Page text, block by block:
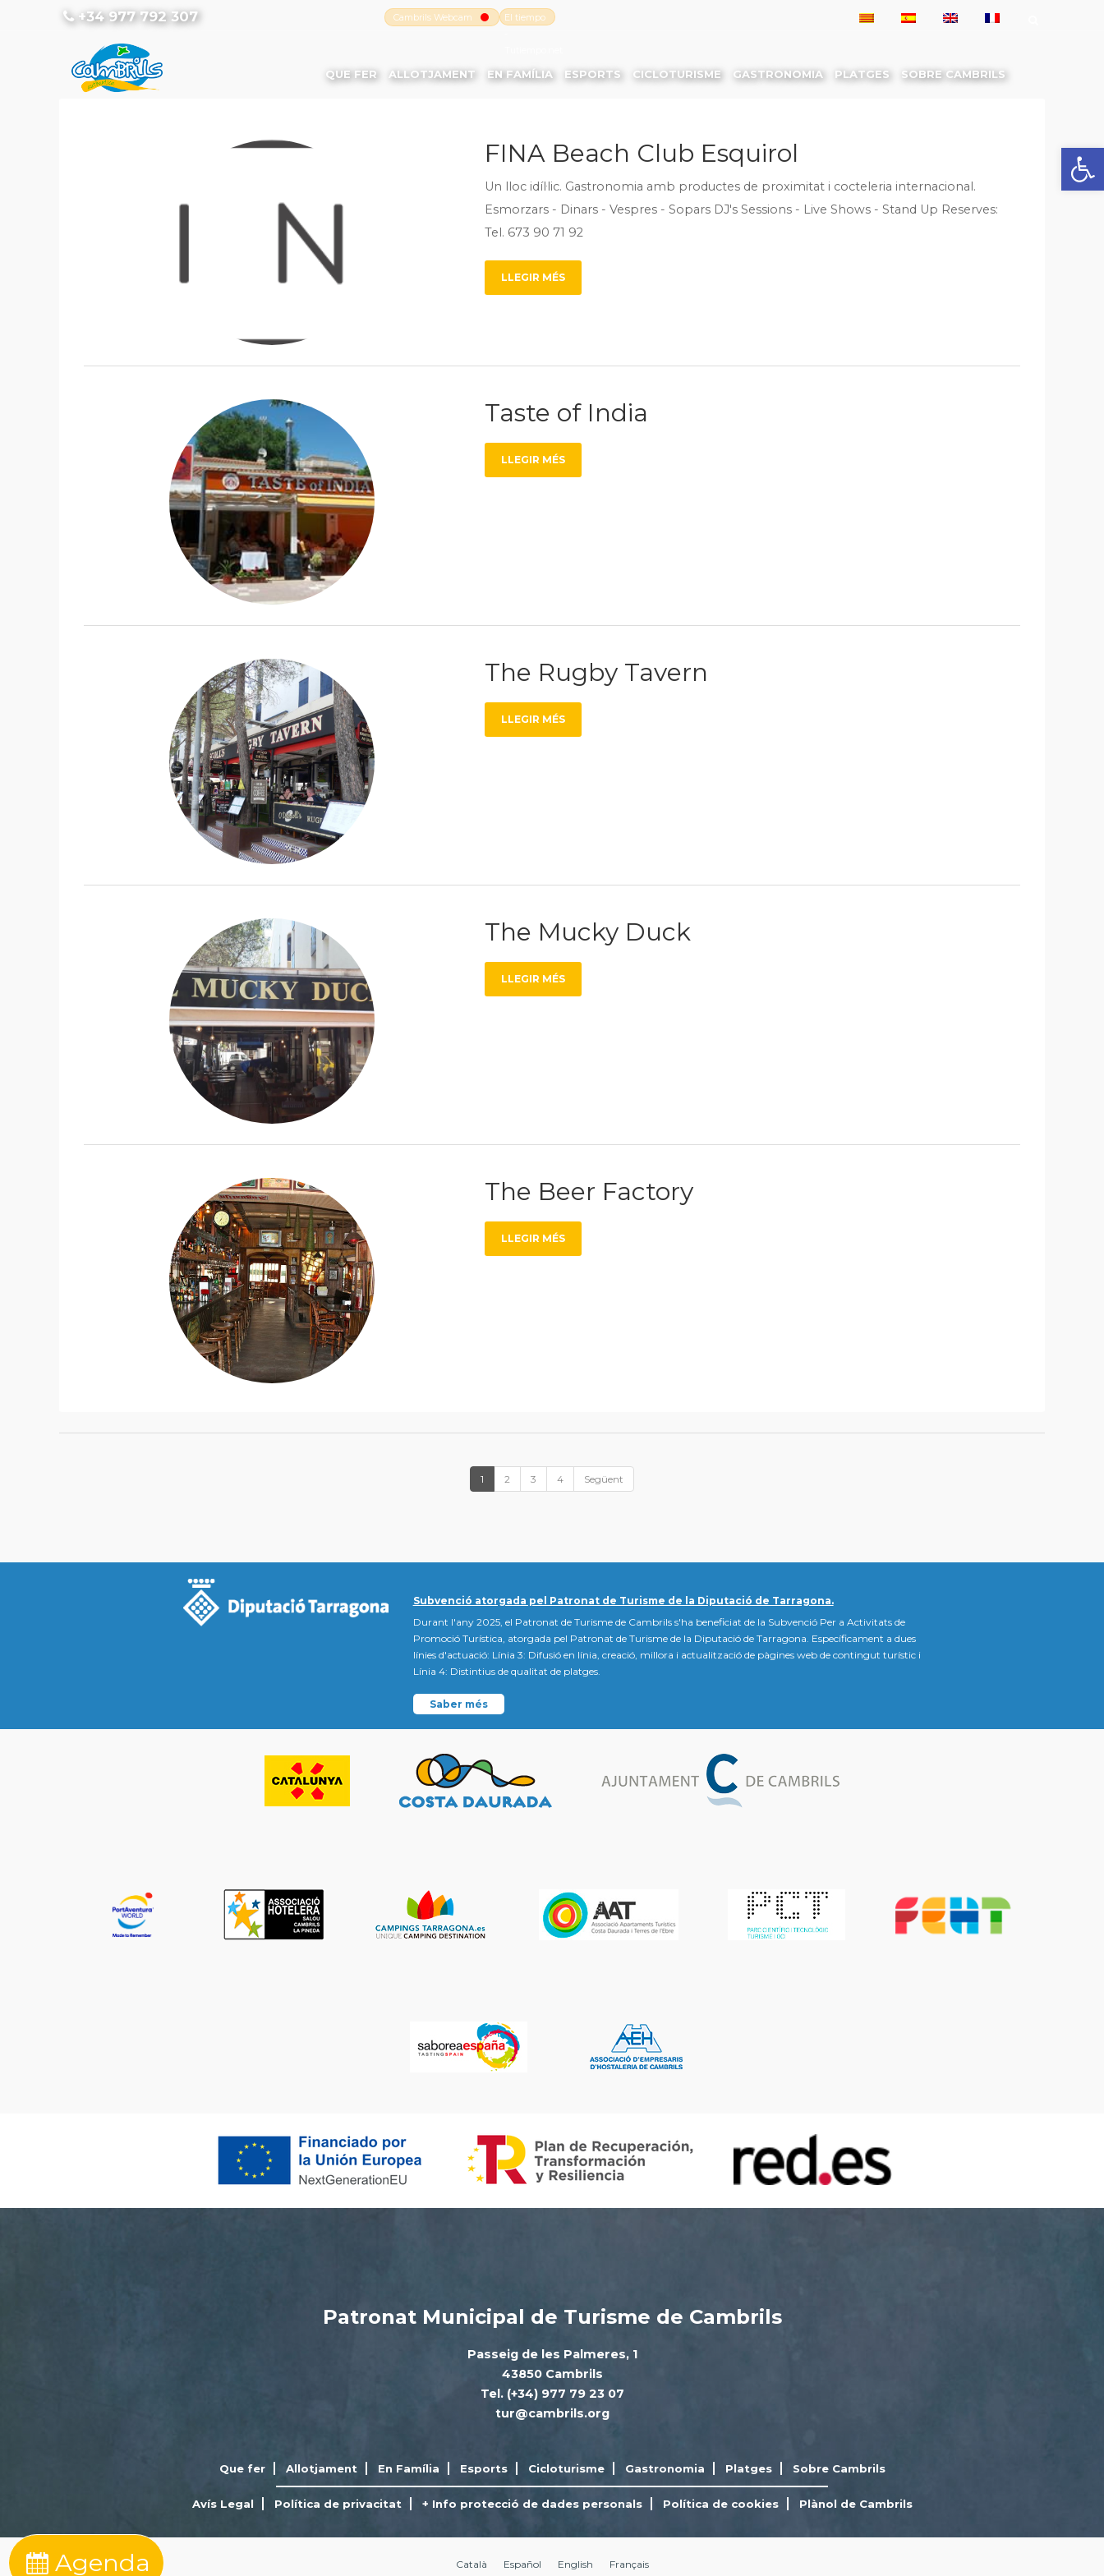
Obre
+34 977 792 307 Cambrils Webcam
El tiempo
QUE FER ALLOTJAMENT EN FAMÍLIA ESPORTS CICLOTURISME GASTRONOMIA PLATGES SOBRE CAMBRILS
FINA Beach Club Esquirol
Un lloc idíl·lic. Gastronomia amb productes de proximitat i cocteleria internacional.
Esmorzars - Dinars - Vespres - Sopars DJ's Sessions - Live Shows - Stand Up Reserves:
Tel. 673 90 71 92
LLEGIR MÉS
Taste of India
LLEGIR MÉS
The Rugby Tavern
LLEGIR MÉS
The Mucky Duck
LLEGIR MÉS
The Beer Factory
LLEGIR MÉS
1 2 3 4 Següent
Subvenció atorgada pel Patronat de Turisme de la Diputació de Tarragona.
Durant l'any 2025, el Patronat de Turisme de Cambrils s'ha beneficiat de la Subvenció Per a Activitats de
Promoció Turística, atorgada pel Patronat de Turisme de la Diputació de Tarragona. Específicament a dues
línies d'actuació: Línia 3: Difusió en línia, creació, millora i actualització de pàgines web de contingut turístic i
Línia 4: Distintius de qualitat de platges.
Saber més
Patronat Municipal de Turisme de Cambrils
Passeig de les Palmeres, 1
43850 Cambrils
Tel. (+34) 977 79 23 07
tur@cambrils.org
Que fer Allotjament En Família Esports Cicloturisme Gastronomia Platges Sobre Cambrils
Avís Legal Política de privacitat + Info protecció de dades personals Política de cookies Plànol de Cambrils
Català Español English Français